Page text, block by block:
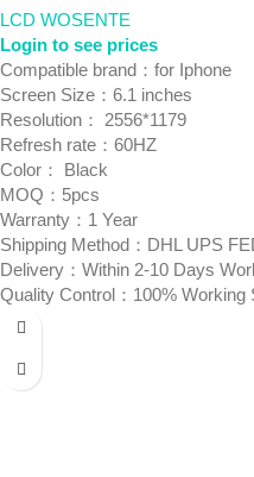
LCD WOSENTE
Login to see prices
Compatible brand：for Iphone
Screen Size：6.1 inches
Resolution： 2556*1179
Refresh rate：60HZ
Color： Black
MOQ：5pcs
Warranty：1 Year
Shipping Method：DHL UPS
Delivery：Within 2-10 Days
Quality Control：100%